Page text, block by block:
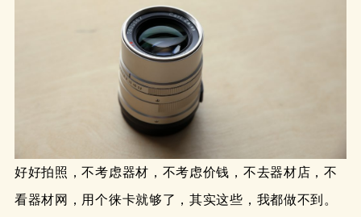
好好拍照，不考虑器材，不考虑价钱，不去器材店，不
看器材网，用个徕卡就够了，其实这些，我都做不到。